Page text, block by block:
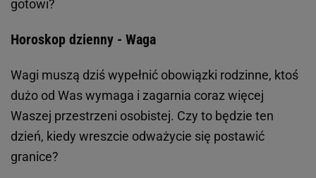
gotowi?
Horoskop dzienny - Waga
Wagi muszą dziś wypełnić obowiązki rodzinne, ktoś
dużo od Was wymaga i zagarnia coraz więcej
Waszej przestrzeni osobistej. Czy to będzie ten
dzień, kiedy wreszcie odważycie się postawić
granice?